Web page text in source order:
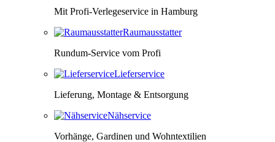
Mit Profi-Verlegeservice in Hamburg
Raumausstatter
Rundum-Service vom Profi
Lieferservice
Lieferung, Montage & Entsorgung
Nähservice
Vorhänge, Gardinen und Wohntextilien